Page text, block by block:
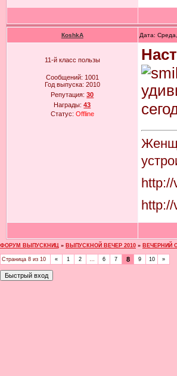
КoshkA Дата:
11-й класс пользы
Сообщений: 1001
Год выпуска: 2010
Репутация:30
Награды:43
Статус: Offline
ФОРУМ ВЫПУСКНИЦ » ВЫПУСКНОЙ ВЕЧЕР 2010 » ВЕЧЕРНИЙ
Страница 8 из 10 « 1 2 … 6 7 8 9 10 »